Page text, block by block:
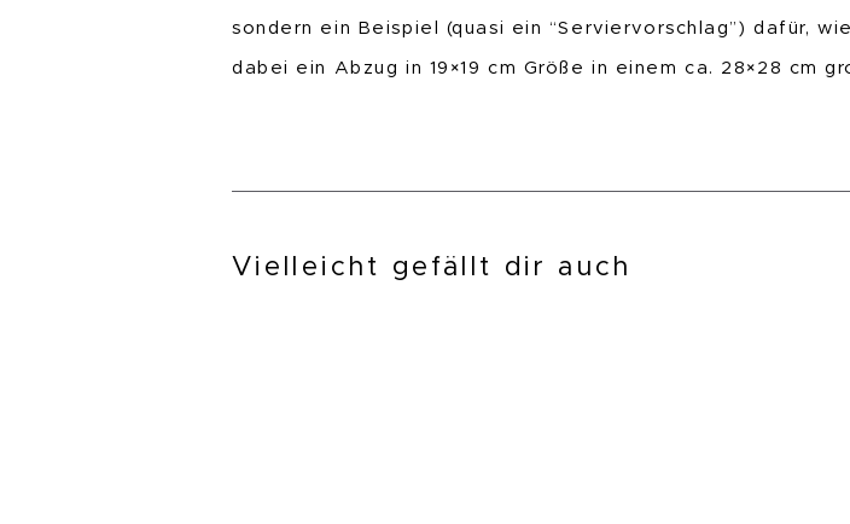
sondern ein Beispiel (quasi ein “Serviervorschlag”) dafür,
dabei ein Abzug in 19×19 cm Größe in einem ca. 28×28 cm
Vielleicht gefällt dir auch